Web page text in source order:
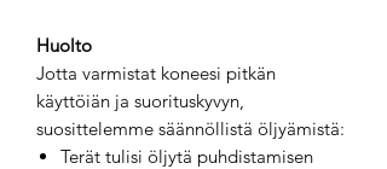
Huolto
Jotta varmistat koneesi pitkän
käyttöiän ja suorituskyvyn,
suosittelemme säännöllistä öljyämistä:
Terät tulisi öljytä puhdistamisen